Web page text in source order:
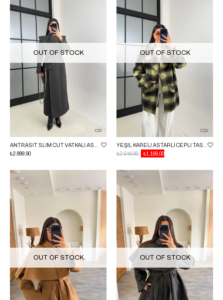
OUT OF STOCK
ANTRASIT SLIM CUT VATKALI ASTARLI ÖNÜ DÜĞMELI KABAN GAUS-00835
₺2.899,90
OUT OF STOCK
YEŞIL KARELI ASTARLI CEPLI TASARIM KABAN GAUS-00804
₺1.199,00
₺2.549,90
OUT OF STOCK OUT OF STOCK